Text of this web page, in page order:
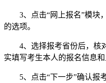
3、点击“网上报名”模块，
的选项。
4、选择报考省份后，核
实填写考生本人的报名信息和
5、点击“下一步”确认报